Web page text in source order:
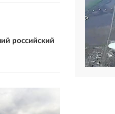
российский